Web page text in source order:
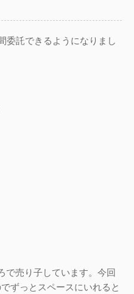
委託できるようになりまし
で売り子しています。今回
ずっとスペースにいれると